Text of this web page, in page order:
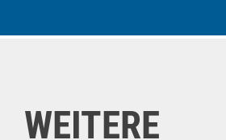
WEITERE